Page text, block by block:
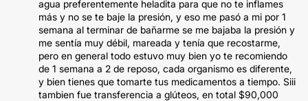
agua preferentemente heladita para que no te inflames
más y no se te baje la presión, y eso me pasó a mi por 1
semana al terminar de bañarme se me bajaba la presión y
me sentía muy débil, mareada y tenía que recostarme,
pero en general todo estuvo muy bien yo te recomiendo
de 1 semana a 2 de reposo, cada organismo es diferente,
y bien tienes que tomarte tus medicamentos a tiempo. Siii
tambien fue transferencia a glúteos, en total $90,000